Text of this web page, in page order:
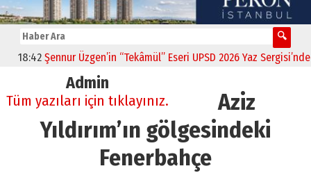
Şennur Üzgen’in “Tekâmül” Eseri UPSD 2026 Yaz Sergisi’nde
Admin
Tüm yazıları için tıklayınız.
Aziz
Yıldırım’ın gölgesindeki
Fenerbahçe